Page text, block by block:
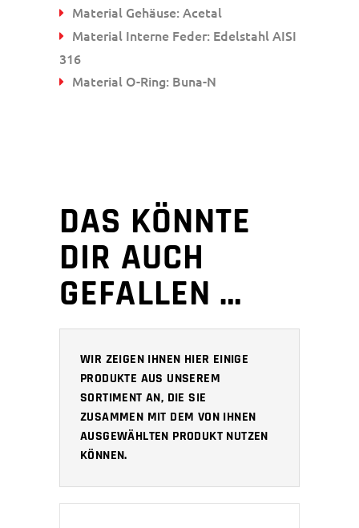
Material Gehäuse: Acetal
Material Interne Feder: Edelstahl AISI
316
Material O-Ring: Buna-N
DAS KÖNNTE
DIR AUCH
GEFALLEN …
WIR ZEIGEN IHNEN HIER EINIGE
PRODUKTE AUS UNSEREM
SORTIMENT AN, DIE SIE
ZUSAMMEN MIT DEM VON IHNEN
AUSGEWÄHLTEN PRODUKT NUTZEN
KÖNNEN.